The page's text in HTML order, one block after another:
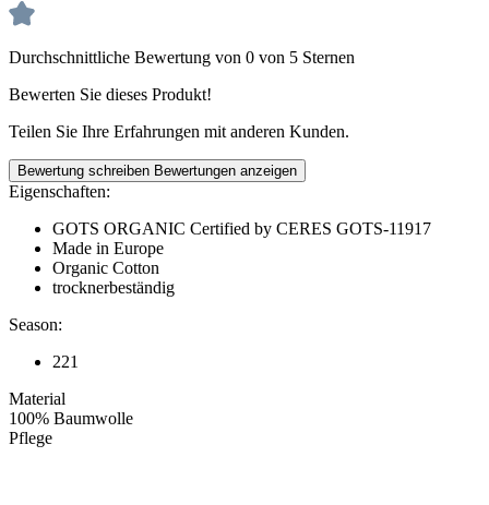
Durchschnittliche Bewertung von 0 von 5 Sternen
Bewerten Sie dieses Produkt!
Teilen Sie Ihre Erfahrungen mit anderen Kunden.
Bewertung schreiben Bewertungen anzeigen
Eigenschaften:
GOTS ORGANIC Certified by CERES GOTS-11917
Made in Europe
Organic Cotton
trocknerbeständig
Season:
221
Material
100% Baumwolle
Pflege